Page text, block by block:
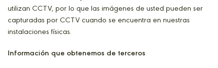
utilizan CCTV, por lo que las imágenes de usted pueden ser
capturadas por CCTV cuando se encuentra en nuestras
instalaciones físicas.
Información que obtenemos de terceros